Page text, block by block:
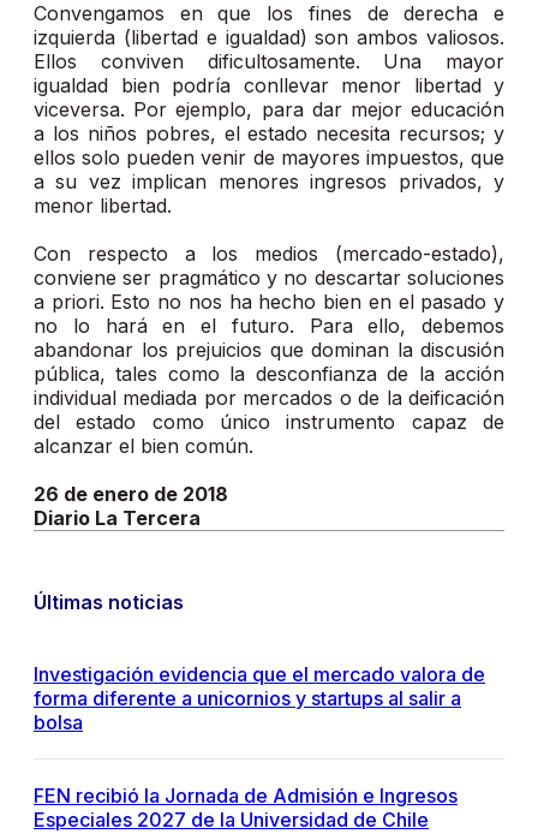
Convengamos en que los fines de derecha e
izquierda (libertad e igualdad) son ambos valiosos.
Ellos conviven dificultosamente. Una mayor
igualdad bien podría conllevar menor libertad y
viceversa. Por ejemplo, para dar mejor educación
a los niños pobres, el estado necesita recursos; y
ellos solo pueden venir de mayores impuestos, que
a su vez implican menores ingresos privados, y
menor libertad.
Con respecto a los medios (mercado-estado),
conviene ser pragmático y no descartar soluciones
a priori. Esto no nos ha hecho bien en el pasado y
no lo hará en el futuro. Para ello, debemos
abandonar los prejuicios que dominan la discusión
pública, tales como la desconfianza de la acción
individual mediada por mercados o de la deificación
del estado como único instrumento capaz de
alcanzar el bien común.
26 de enero de 2018
Diario La Tercera
Últimas noticias
Investigación evidencia que el mercado valora de
forma diferente a unicornios y startups al salir a
bolsa
FEN recibió la Jornada de Admisión e Ingresos
Especiales 2027 de la Universidad de Chile